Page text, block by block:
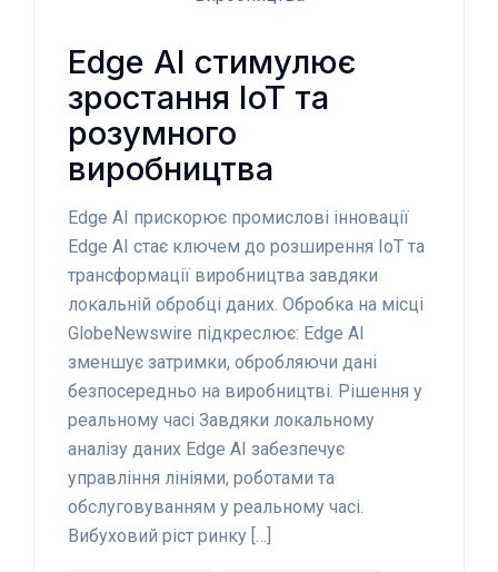
Edge AI стимулює
зростання IoT та
розумного
виробництва
Edge AI прискорює промислові інновації
Edge AI стає ключем до розширення IoT та
трансформації виробництва завдяки
локальній обробці даних. Обробка на місці
GlobeNewswire підкреслює: Edge AI
зменшує затримки, обробляючи дані
безпосередньо на виробництві. Рішення у
реальному часі Завдяки локальному
аналізу даних Edge AI забезпечує
управління лініями, роботами та
обслуговуванням у реальному часі.
Вибуховий ріст ринку […]